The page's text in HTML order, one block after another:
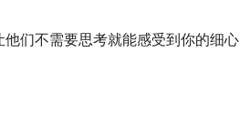
家
，
他们不需要思考就能感受到你的细心